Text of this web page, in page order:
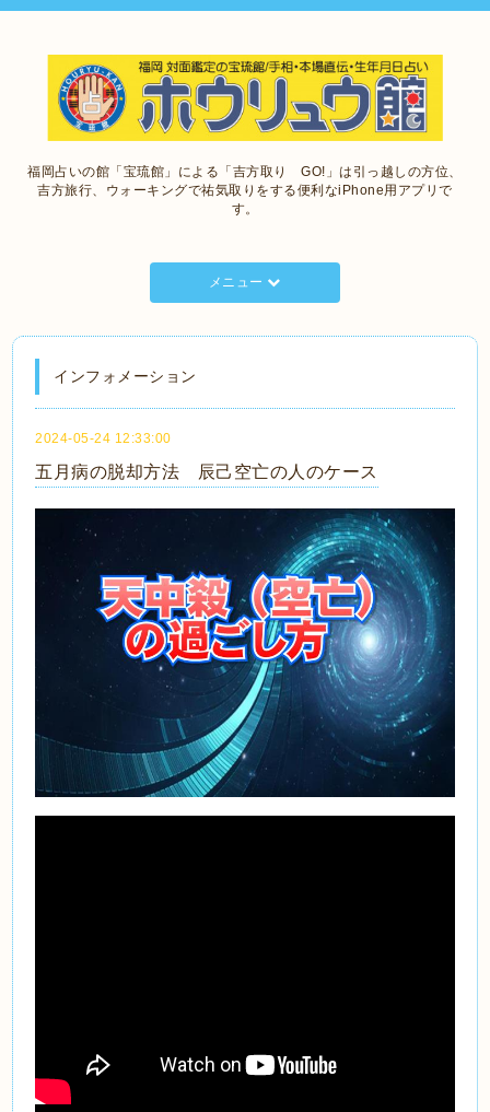
福岡占いの館「宝琉館」による「吉方取り GO!」は引っ越しの方位、
吉方旅行、ウォーキングで祐気取りをする便利なiPhone用アプリで
す。
メニュー
インフォメーション
2024-05-24 12:33:00
五月病の脱却方法 辰己空亡の人のケース